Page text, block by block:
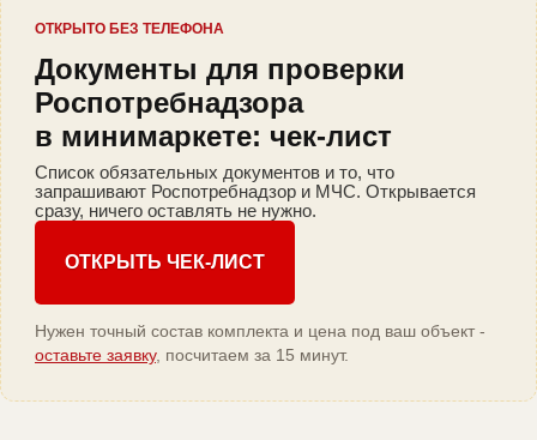
ОТКРЫТО БЕЗ ТЕЛЕФОНА
Документы для проверки
Роспотребнадзора
в минимаркете: чек-лист
Список обязательных документов и то, что
запрашивают Роспотребнадзор и МЧС. Открывается
сразу, ничего оставлять не нужно.
ОТКРЫТЬ ЧЕК-ЛИСТ
Нужен точный состав комплекта и цена под ваш объект -
оставьте заявку, посчитаем за 15 минут.